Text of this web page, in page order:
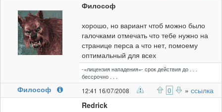
Философ
хорошо, но вариант чтоб можно было
галочками отмечать что тебе нужно на
странице перса а что нет, помоему
оптимальный для всех
-=лицензия нападения=- срок действия до . . .
бессрочно . . .
Философ 12:41 16/07/2008 0 » ссылка
Redrick